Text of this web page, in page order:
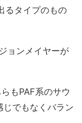
るタイプのもの
ョンメイヤーが
もPAF系のサウ
じでもなくバラン